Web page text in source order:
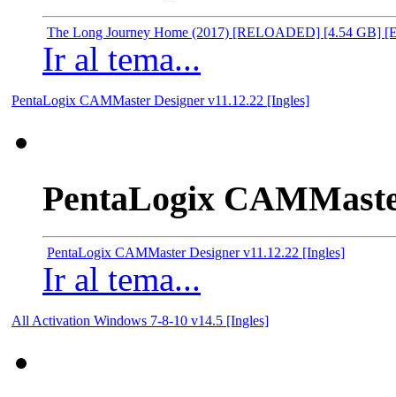
The Long Journey Home (2017) [RELOADED] [4.54 GB]
Ir al tema...
PentaLogix CAMMaster Designer v11.12.22 [Ingles]
PentaLogix
PentaLogix CAMMaster Designer v11.12.22 [Ingles]
Ir al tema...
All Activation Windows 7-8-10 v14.5 [Ingles]